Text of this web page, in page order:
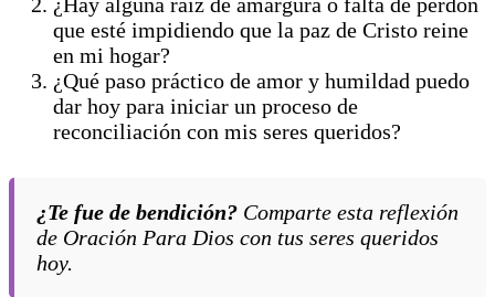
que esté impidiendo que la paz de Cristo reine
en mi hogar?
¿Qué paso práctico de amor y humildad puedo
dar hoy para iniciar un proceso de
reconciliación con mis seres queridos?
¿Te fue de bendición? Comparte esta reflexión
de Oración Para Dios con tus seres queridos
hoy.